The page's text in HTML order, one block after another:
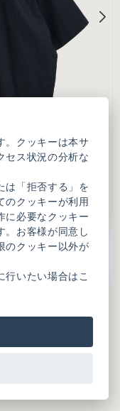
。クッキーは本サ
セス状況の分析な
は「拒否する」を
のクッキーが利用
に必要なクッキー
。お客様が同意し
のクッキー以外が
行いたい場合はこ